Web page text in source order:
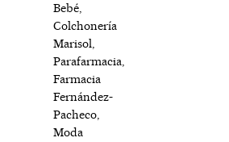
Bebé,
Colchonería
Marisol,
Parafarmacia,
Farmacia
Fernández-
Pacheco,
Moda